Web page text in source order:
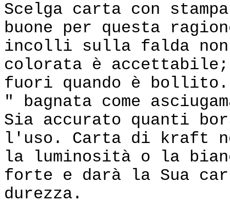
Scelga carta con
buone per questa
incolli sulla falda
colorata è
fuori quando è
" bagnata come
Sia accurato quanti
l'uso. Carta di kraft
la luminosità o la
forte e darà la Sua
durezza.